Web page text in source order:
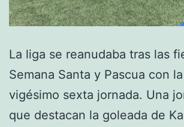
La liga se reanudaba tras las
Semana Santa y Pascua con
vigésimo sexta jornada. Una
que destacan la goleada de